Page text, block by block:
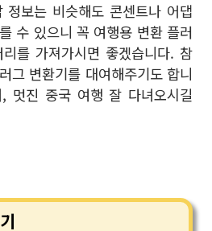
보는 비슷해도 콘센트나 어댑
수 있으니 꼭 여행용 변환 플러
를 가져가시면 좋겠습니다. 참
그 변환기를 대여해주기도 합니
멋진 중국 여행 잘 다녀오시길